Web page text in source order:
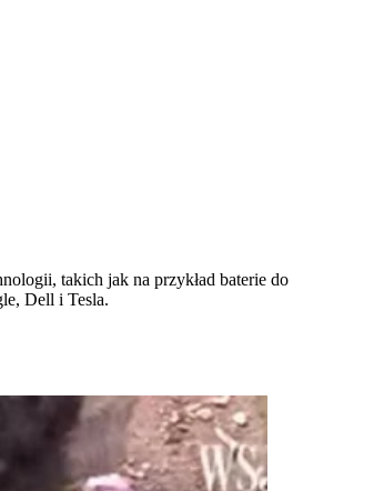
takich jak na przykład baterie do
Dell i Tesla.